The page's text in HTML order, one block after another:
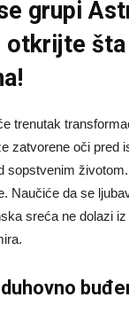
grupi
otkrijte šta
trenutak
zatvorene oči pred
sopstvenim
Naučiće da se
sreća ne dolazi